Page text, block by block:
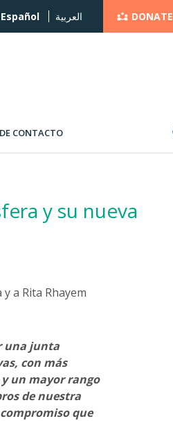
Español العربية DONATE
CONTACTO
y su nueva
a Rita Rhayem
una junta
con más
un mayor rango
de nuestra
que